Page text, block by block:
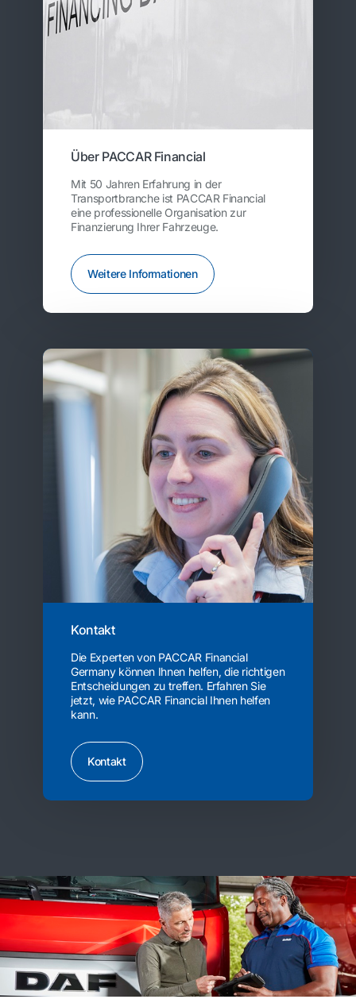
Über PACCAR Financial
Mit 50 Jahren Erfahrung in der
Transportbranche ist PACCAR Financial
eine professionelle Organisation zur
Finanzierung Ihrer Fahrzeuge.
Weitere Informationen
Kontakt
Die Experten von PACCAR Financial
Germany können Ihnen helfen, die richtigen
Entscheidungen zu treffen. Erfahren Sie
jetzt, wie PACCAR Financial Ihnen helfen
kann.
Kontakt